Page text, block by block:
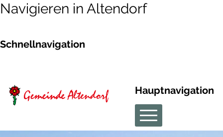
Navigieren in Altendorf
Schnellnavigation
Hauptnavigation